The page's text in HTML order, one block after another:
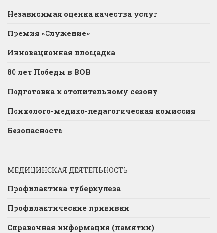
Независимая оценка качества услуг
Премия «Служение»
Инновационная площадка
80 лет Победы в ВОВ
Подготовка к отопительному сезону
Психолого-медико-педагогическая комиссия
Безопасность
МЕДИЦИНСКАЯ ДЕЯТЕЛЬНОСТЬ
Профилактика туберкулеза
Профилактические прививки
Справочная информация (памятки)